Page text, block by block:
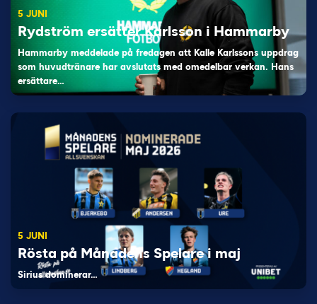
5 JUNI
Rydström ersätter Karlsson i Hammarby
Hammarby meddelade på fredagen att Kalle Karlssons uppdrag
som huvudtränare har avslutats med omedelbar verkan. Hans
ersättare…
5 JUNI
Rösta på Månadens Spelare i maj
Sirius dominerar…